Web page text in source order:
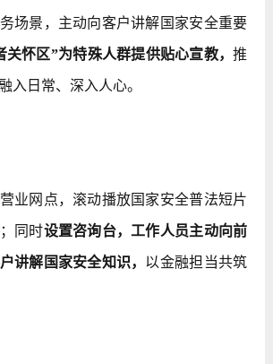
场景，主动向客户讲解国家安全重要
关怀区”为特殊人群提供贴心宣教，推
入日常、深入人心。
业网点，滚动播放国家安全普法短片
同时设置咨询台，工作人员主动向前
讲解国家安全知识， 以金融担当共筑